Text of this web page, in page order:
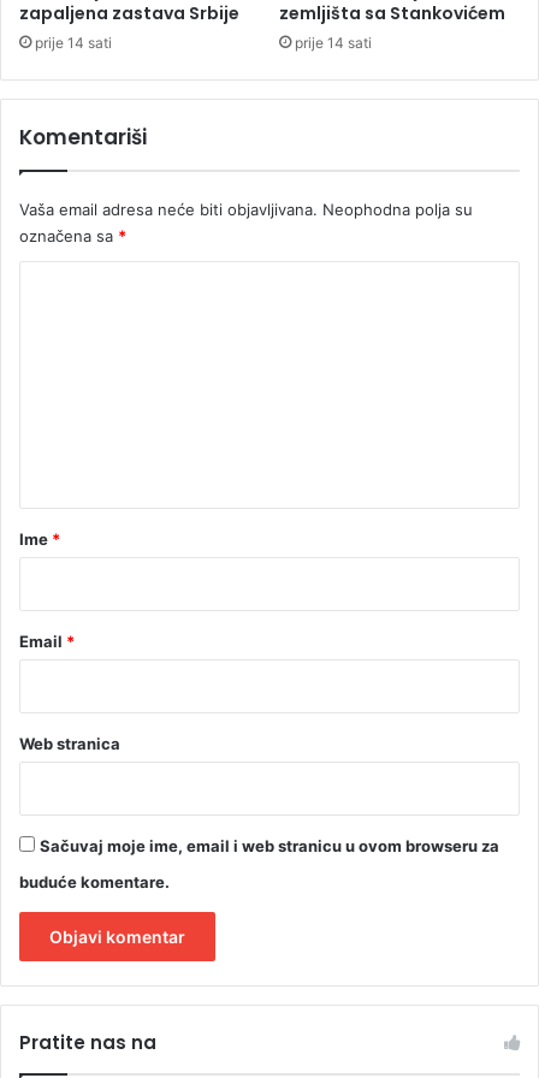
zapaljena zastava Srbije
prije 14 sati
zemljišta sa Stankovićem
prije 14 sati
Komentariši
Vaša email adresa neće biti objavljivana. Neophodna polja su
označena sa *
r
Ime *
Email *
Web stranica
Sačuvaj moje ime, email i web stranicu u ovom browseru za
buduće komentare.
tPratite nas na